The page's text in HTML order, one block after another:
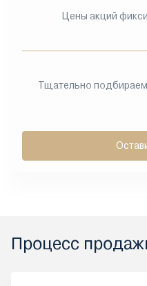
Цены акций
Тщательно
Процесс